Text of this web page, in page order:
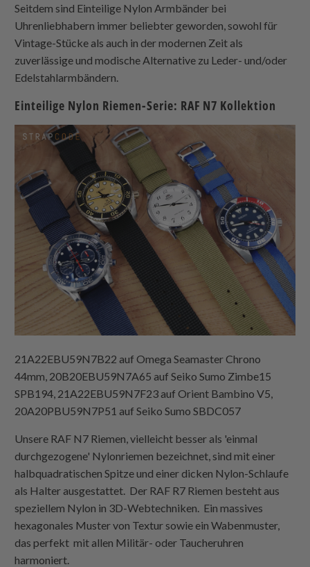
Seitdem sind Einteilige Nylon Armbänder bei
Uhrenliebhabern immer beliebter geworden, sowohl für
Vintage-Stücke als auch in der modernen Zeit als
zuverlässige und modische Alternative zu Leder- und/oder
Edelstahlarmbändern.
Einteilige Nylon Riemen-Serie: RAF N7 Kollektion
21A22EBU59N7B22 auf Omega Seamaster Chrono
44mm, 20B20EBU59N7A65 auf Seiko Sumo Zimbe15
SPB194, 21A22EBU59N7F23 auf Orient Bambino V5,
20A20PBU59N7P51 auf Seiko Sumo SBDC057
Unsere RAF N7 Riemen, vielleicht besser als 'einmal
durchgezogene' Nylonriemen bezeichnet, sind mit einer
halbquadratischen Spitze und einer dicken Nylon-Schlaufe
als Halter ausgestattet. Der RAF R7 Riemen besteht aus
speziellem Nylon in 3D-Webtechniken. Ein massives
hexagonales Muster von Textur sowie ein Wabenmuster,
das perfekt mit allen Militär- oder Taucheruhren
harmoniert.